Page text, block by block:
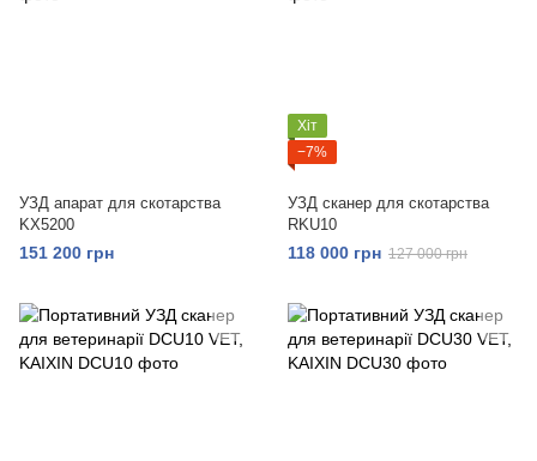
УЗД апарат для скотарства
KX5200
151 200 грн
Хіт
−7%
УЗД сканер для скотарства
RKU10
118 000 грн 127 000 грн